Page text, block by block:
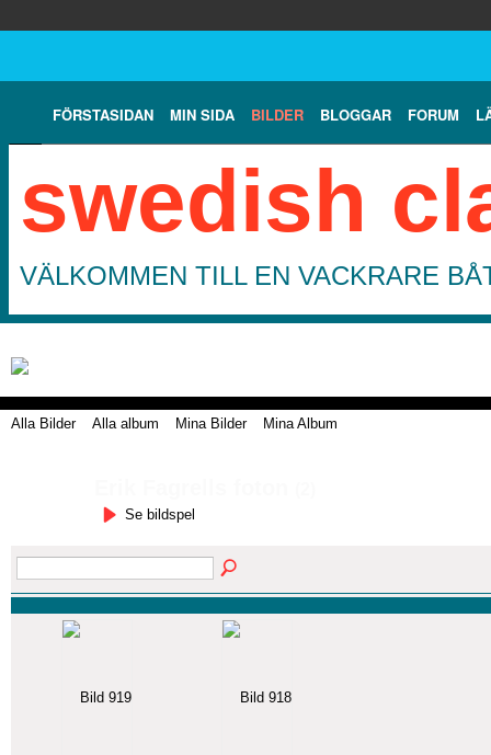
FÖRSTASIDAN MIN SIDA BILDER BLOGGAR FORUM
swedish
VÄLKOMMEN TILL EN VACKRARE
Alla Bilder Alla album Mina Bilder Mina Album
Se bildspel